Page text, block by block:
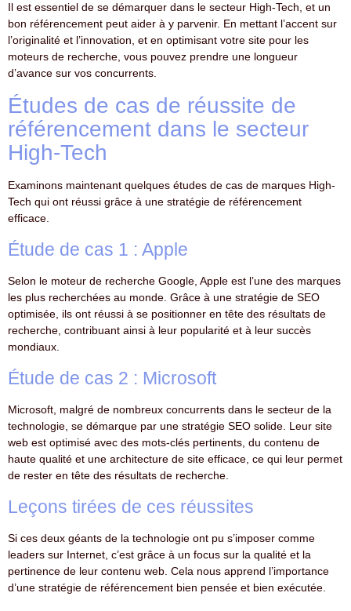
Il est essentiel de se démarquer dans le secteur High-Tech, et un
bon référencement peut aider à y parvenir. En mettant l’accent sur
l’originalité et l’innovation, et en optimisant votre site pour les
moteurs de recherche, vous pouvez prendre une longueur
d’avance sur vos concurrents.
Études de cas de réussite de
référencement dans le secteur
High-Tech
Examinons maintenant quelques études de cas de marques High-
Tech qui ont réussi grâce à une stratégie de référencement
efficace.
Étude de cas 1 : Apple
Selon le moteur de recherche Google, Apple est l’une des marques
les plus recherchées au monde. Grâce à une stratégie de SEO
optimisée, ils ont réussi à se positionner en tête des résultats de
recherche, contribuant ainsi à leur popularité et à leur succès
mondiaux.
Étude de cas 2 : Microsoft
Microsoft, malgré de nombreux concurrents dans le secteur de la
technologie, se démarque par une stratégie SEO solide. Leur site
web est optimisé avec des mots-clés pertinents, du contenu de
haute qualité et une architecture de site efficace, ce qui leur permet
de rester en tête des résultats de recherche.
Leçons tirées de ces réussites
Si ces deux géants de la technologie ont pu s’imposer comme
leaders sur Internet, c’est grâce à un focus sur la qualité et la
pertinence de leur contenu web. Cela nous apprend l’importance
d’une stratégie de référencement bien pensée et bien exécutée.